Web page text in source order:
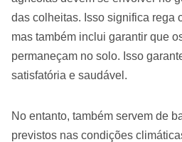
das colheitas. Isso significa rega
mas também inclui garantir que
permaneçam no solo. Isso
satisfatória e saudável.
No entanto, também servem de
previstos nas condições